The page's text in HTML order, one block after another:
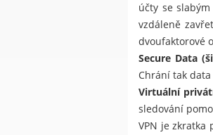
účty se
vzdáleně
dvoufaktorové
Secure Data
Chrání tak
Virtuální
sledování
VPN je